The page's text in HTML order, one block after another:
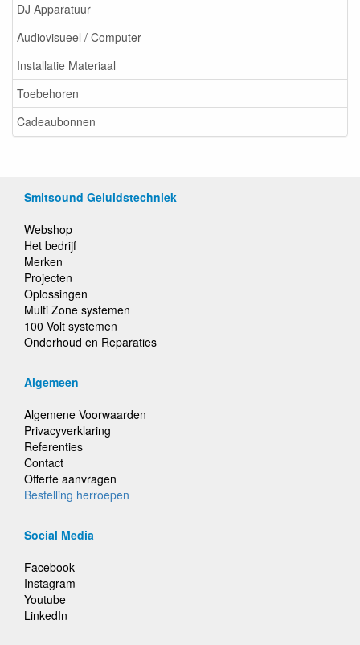
DJ Apparatuur
Audiovisueel / Computer
Installatie Materiaal
Toebehoren
Cadeaubonnen
Smitsound Geluidstechniek
Webshop
Het bedrijf
Merken
Projecten
Oplossingen
Multi Zone systemen
100 Volt systemen
Onderhoud en Reparaties
Algemeen
Algemene Voorwaarden
Privacyverklaring
Referenties
Contact
Offerte aanvragen
Bestelling herroepen
Social Media
Facebook
Instagram
Youtube
LinkedIn